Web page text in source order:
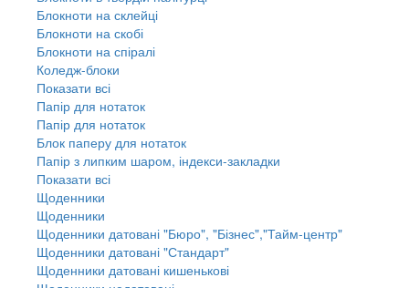
Блокноти на склейці
Блокноти на скобі
Блокноти на спіралі
Коледж-блоки
Показати всі
Папір для нотаток
Папір для нотаток
Блок паперу для нотаток
Папір з липким шаром, індекси-закладки
Показати всі
Щоденники
Щоденники
Щоденники датовані "Бюро", "Бізнес","Тайм-центр"
Щоденники датовані "Стандарт"
Щоденники датовані кишенькові